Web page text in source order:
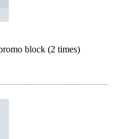
block (2 times)